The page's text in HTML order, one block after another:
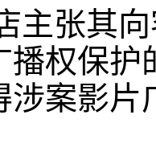
主张其
播权保
涉案影片